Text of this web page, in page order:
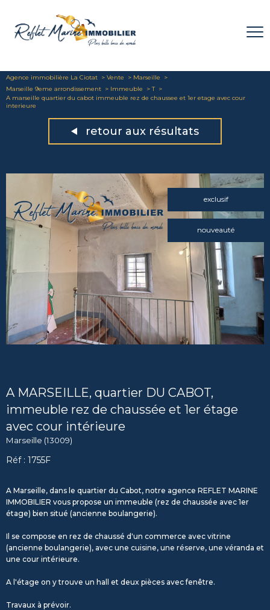
Agence immobilière La Ciotat Vente
Marseille
Marseille 9eme arrondissement
Immeuble
T
A marseille quartier du cabot immeuble rez de chaussee et 1er etage avec cour
interieure
retour aux résultats
exclusif
nouveauté
A MARSEILLE, quartier DU CABOT,
immeuble rez de chaussée et 1er étage
avec cour intérieure
Marseille (13009)
Réf : 1755F
A Marseille, dans le quartier du Cabot, notre agence REFLET MARINE
IMMOBILIER vous propose un immeuble (rez de chaussée avec 1er
étage) bien situé (ancienne boulangerie).
Il se compose en rez de chaussé d'un commerce avec vitrine
(ancienne boulangerie), avec une cuisine, une réserve, une véranda et
une cour intérieure.
A l'étage on y trouve un hall et deux pièces avec fenêtre.
Travaux à prévoir.